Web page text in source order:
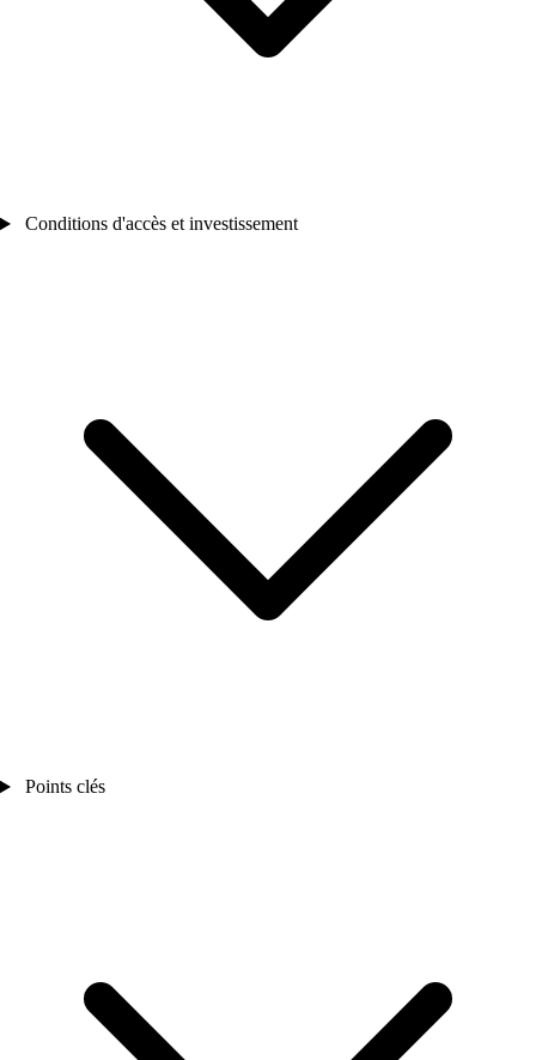
Conditions d'accès et investissement
Points clés